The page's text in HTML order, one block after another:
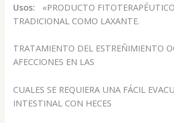
Usos: «PRODUCTO
TRADICIONAL COMO LAXANTE.
TRATAMIENTO DEL ESTREÑIMIENTO
AFECCIONES EN LAS
CUALES SE REQUIERA UNA FÁCIL
INTESTINAL CON HECES